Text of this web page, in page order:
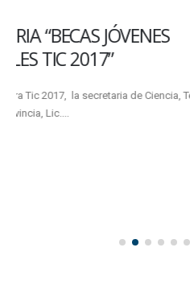
DIPLOMAS PARA
La División Títulos de la Sede Oro
nuevos diplomas. Podrán ser
turno...